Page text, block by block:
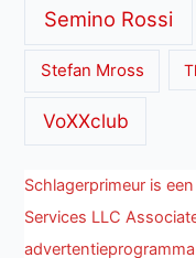
Semino Rossi
Stefan Mross
VoXXclub
Schlagerprimeur is
Services LLC